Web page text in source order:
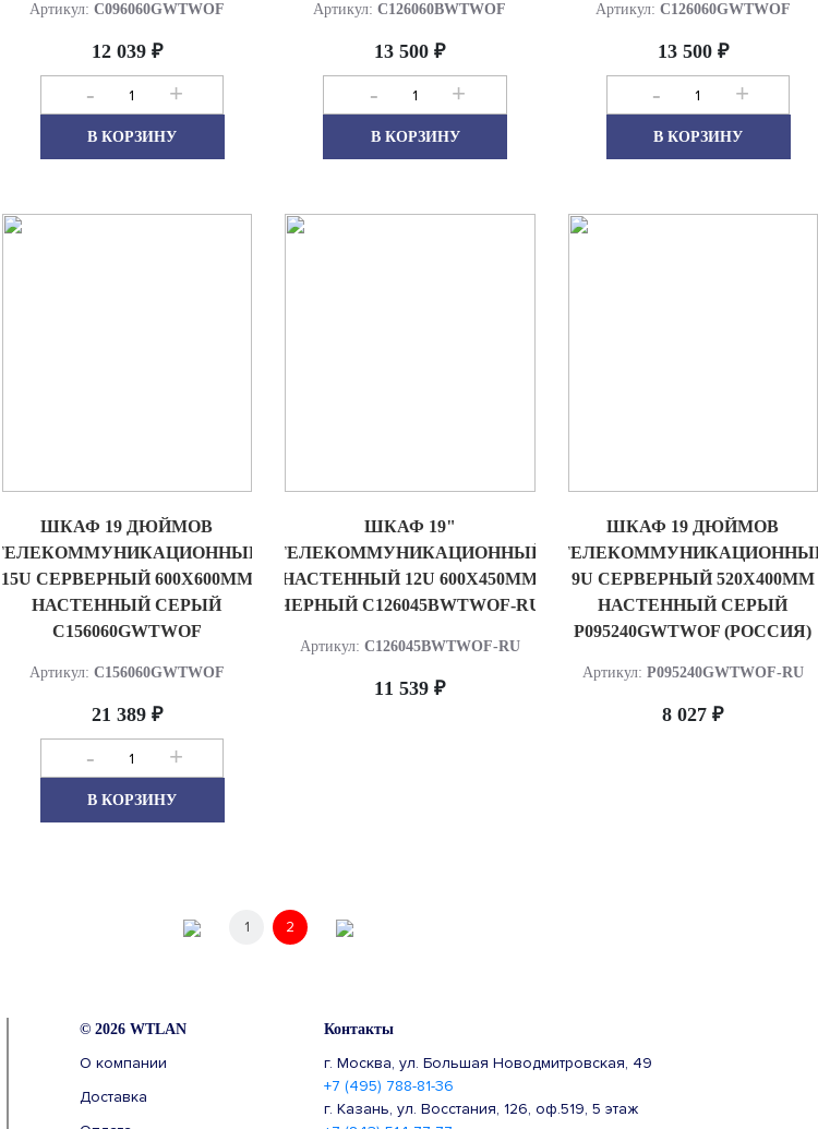
Артикул: C096060GWTWOF
12 039 ₽
В КОРЗИНУ
- +
Артикул:C126060BWTWOF
13 500 ₽
В КОРЗИНУ
- +
Артикул: C126060GWTWOF
13 500 ₽
В КОРЗИНУ
- +
ШКАФ 19 ДЮЙМОВ
ТЕЛЕКОММУНИКАЦИОННЫЙ
15U СЕРВЕРНЫЙ 600Х600ММ
НАСТЕННЫЙ СЕРЫЙ
C156060GWTWOF
Артикул: C156060GWTWOF
21 389 ₽
В КОРЗИНУ
- +
ШКАФ 19"
ТЕЛЕКОММУНИКАЦИОННЫЙ
НАСТЕННЫЙ 12U 600X450ММ
ЧЕРНЫЙ C126045BWTWOF-RU
Артикул: C126045BWTWOF-RU
11 539 ₽
ШКАФ 19 ДЮЙМОВ
9U СЕРВЕРНЫЙ 520Х400ММ
НАСТЕННЫЙ СЕРЫЙ
P095240GWTWOF (РОССИЯ)
Артикул: P095240GWTWOF-RU
8 027 ₽
1 2
© 2026 WTLAN
О компании
Доставка
Контакты
г. Москва, ул. Большая Новодмитровская, 49
+7 (495) 788-81-36
г. Казань, ул. Восстания, 126, оф.519, 5 этаж